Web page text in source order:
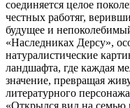
соединяется целое
честных работяг,
будущее и
«Наследниках Дерсу»,
натуралистические
ландшафта, где каждая
значение, превращая
литературного
«Открылся вид на семью